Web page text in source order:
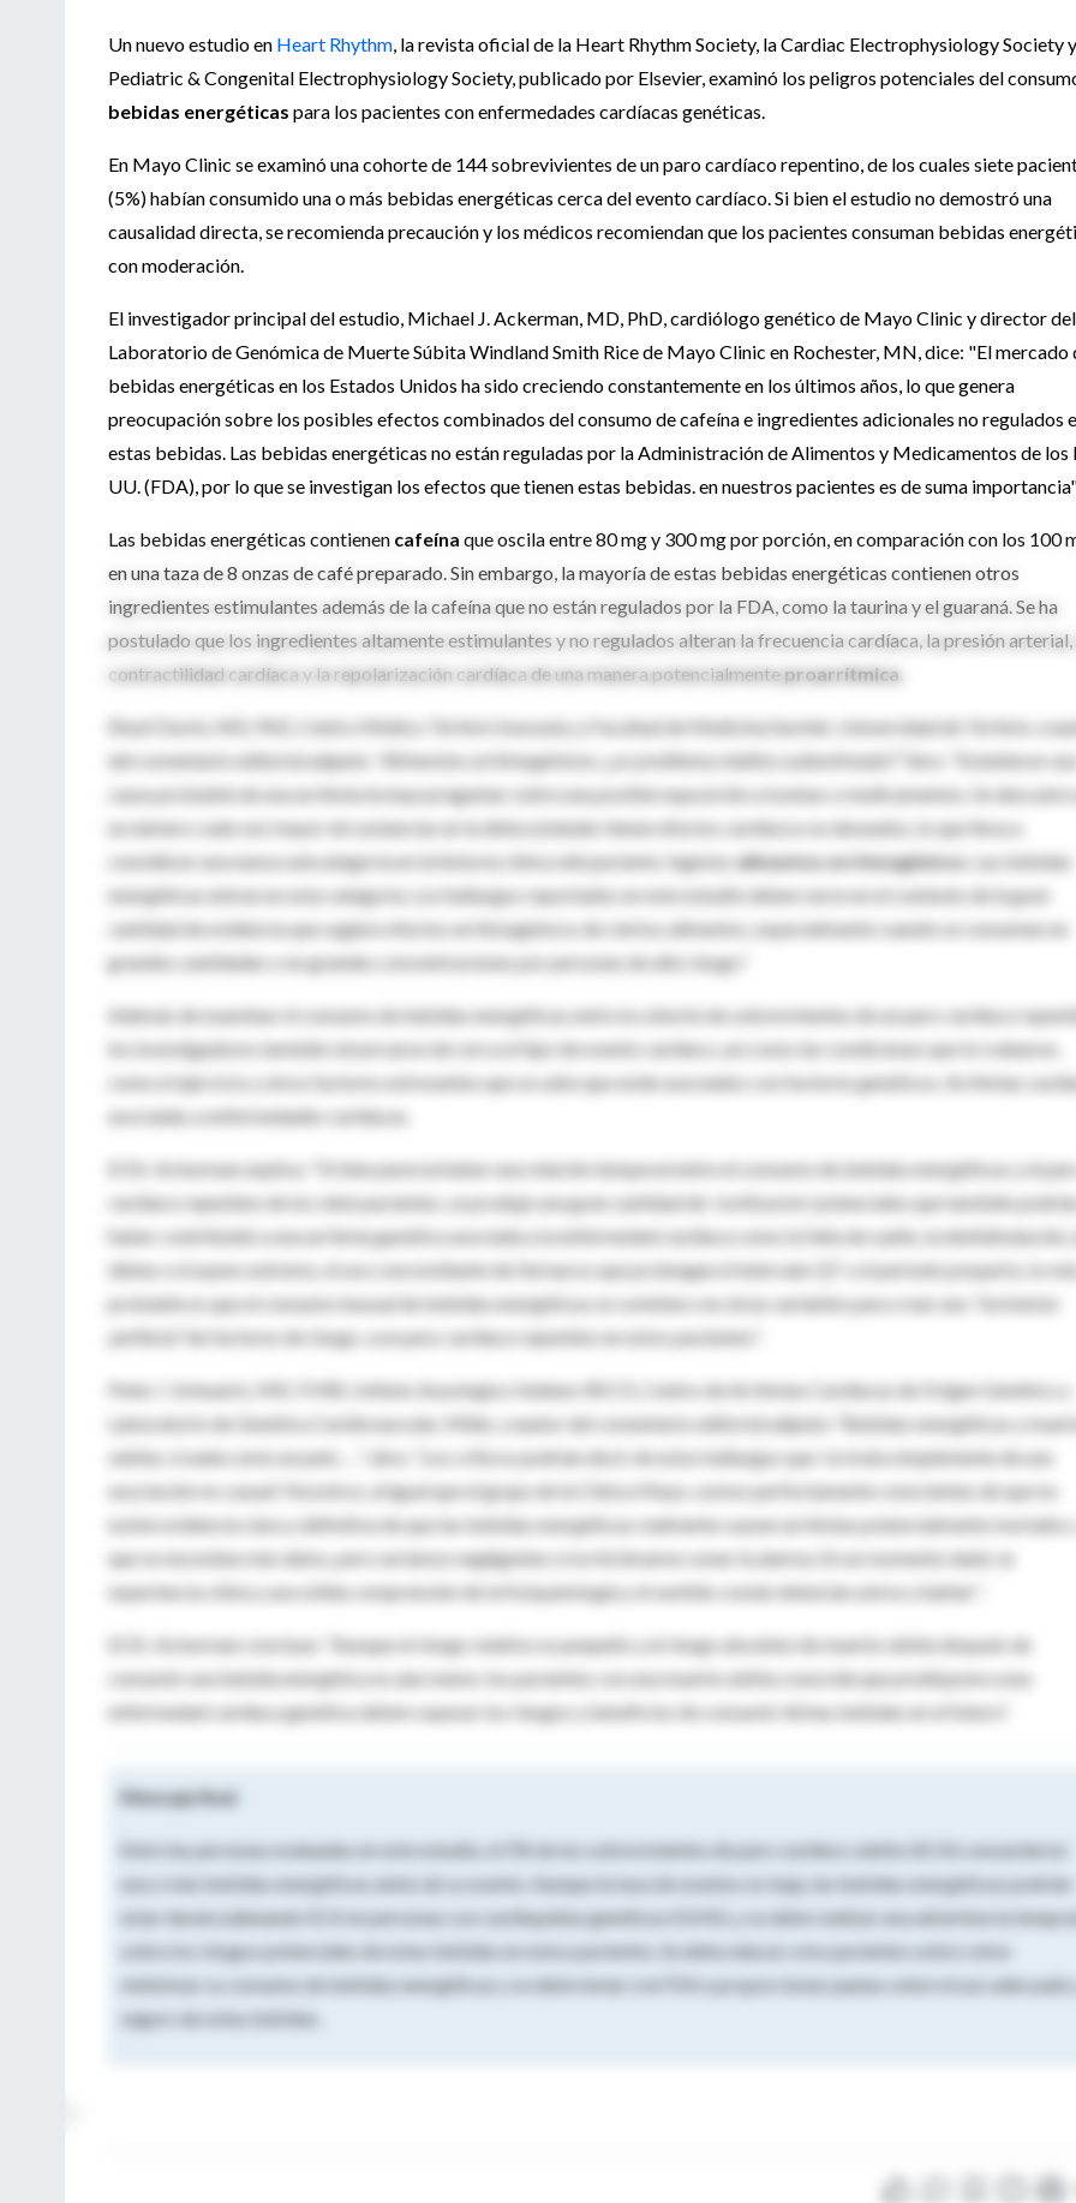
Un nuevo estudio en Heart Rhythm , la revista oficial de la Heart Rhythm Society, la Cardiac Electrophysiology Society
Pediatric & Congenital Electrophysiology Society, publicado por Elsevier, examinó los peligros potenciales del
bebidas energéticas para los pacientes con enfermedades cardíacas genéticas.
En Mayo Clinic se examinó una cohorte de 144 sobrevivientes de un paro cardíaco repentino, de los cuales siete
(5%) habían consumido una o más bebidas energéticas cerca del evento cardíaco. Si bien el estudio no demostró una
causalidad directa, se recomienda precaución y los médicos recomiendan que los pacientes consuman bebidas
con moderación.
El investigador principal del estudio, Michael J. Ackerman, MD, PhD, cardiólogo genético de Mayo Clinic y director del
Laboratorio de Genómica de Muerte Súbita Windland Smith Rice de Mayo Clinic en Rochester, MN, dice: "El mercado
bebidas energéticas en los Estados Unidos ha sido creciendo constantemente en los últimos años, lo que genera
preocupación sobre los posibles efectos combinados del consumo de cafeína e ingredientes adicionales no regulados
estas bebidas. Las bebidas energéticas no están reguladas por la Administración de Alimentos y Medicamentos de los
UU. (FDA), por lo que se investigan los efectos que tienen estas bebidas. en nuestros pacientes es de suma
Las bebidas energéticas contienen cafeína que oscila entre 80 mg y 300 mg por porción, en comparación con los 100
en una taza de 8 onzas de café preparado. Sin embargo, la mayoría de estas bebidas energéticas contienen otros
ingredientes estimulantes además de la cafeína que no están regulados por la FDA, como la taurina y el guaraná. Se ha
postulado que los ingredientes altamente estimulantes y no regulados alteran la frecuencia cardíaca, la presión arterial,
contractilidad cardíaca y la repolarización cardíaca de una manera potencialmenteproarrítmica
Ehud Chorin, MD, PhD, Centro Médico Tel Aviv Sourasky y Facultad de Medicina Sackler, Universidad de Tel Aviv,
del comentario editorial adjunto
"Alimentos arritmogénicos: ¿un problema médico subestimado?"
dice: "Establecer
causa probable de una arritmia incluye preguntar sobre una posible exposición a toxinas o medicamentos. Se descubre
un número cada vez mayor de sustancias en la dieta estándar tienen efectos cardíacos no deseados, lo que lleva a
considerar una nueva subcategoría en la historia clínica del paciente. Ingesta:alimentos arritmogénicos . Las bebidas
energéticas entran en esta categoría. Los hallazgos reportados en este estudio deben verse en el contexto de la gran
cantidad de evidencia que sugiere efectos arritmogénicos de ciertos alimentos, especialmente cuando se consumen en
grandes cantidades o en grandes concentraciones por personas de alto riesgo."
Además de examinar el consumo de bebidas energéticas entre la cohorte de sobrevivientes de un paro cardíaco
los investigadores también observaron de cerca el tipo de evento cardíaco, así como las condiciones que lo rodearon,
como el ejercicio y otros factores estresantes que se sabe que están asociados con factores genéticos. Arritmias
asociadas a enfermedades cardíacas.
El Dr. Ackerman explica: "Si bien parecía haber una relación temporal entre el consumo de bebidas energéticas y el
cardíaco repentino de los siete pacientes, se produjo una gran cantidad de
'confusores'
potenciales que también
haber contribuido a una arritmia genética asociada a la enfermedad cardíaca como la falta de sueño, la deshidratación,
dietas o el ayuno extremo, el uso concomitante de fármacos que prolongan el intervalo QT o el período posparto, lo
probable es que el consumo inusual de bebidas energéticas se combine con otras variables para crear una
"tormenta
perfecta"
de factores de riesgo. a un paro cardíaco repentino en estos pacientes".
Peter J. Schwartz, MD, FHRS, Istituto Auxologico Italiano IRCCS, Centro de Arritmias Cardíacas de Origen Genético y
Laboratorio de Genética Cardiovascular, Milán, coautor del comentario editorial adjunto "Bebidas energéticas y
súbita: si nada como un pato …", dice, "Los críticos podrían decir de estos hallazgos que 'se trata simplemente de una
asociación no casual'. Nosotros, al igual que el grupo de la Clínica Mayo, somos perfectamente conscientes de que no
existe evidencia clara y definitiva de que las bebidas energéticas realmente causen arritmias potencialmente mortales
que se necesitan más datos, pero seríamos negligentes si no hiciéramos sonar la alarma. En un momento dado, la
experiencia clínica, una sólida comprensión de la fisiopatología y el sentido común deberían unirse y hablar".
El Dr. Ackerman concluye: "Aunque el riesgo relativo es pequeño y el riesgo absoluto de muerte súbita después de
consumir una bebida energética es aún menor, los pacientes con una muerte súbita conocida que predispone a una
enfermedad cardíaca genética deben sopesar los riesgos y beneficios de consumir dichas bebidas en el futuro".
Mensaje final
Entre las personas evaluadas en este estudio, el 5% de los sobrevivientes de paro cardíaco súbito (SCA) consumieron
una o más bebidas energéticas antes de su evento. Aunque la tasa de eventos es baja, las bebidas energéticas podrían
estar desencadenando SCA en personas con cardiopatías genéticas (GHD), y se debe realizar una advertencia
sobre los riesgos potenciales de estas bebidas en estos pacientes. Se debe educar a los pacientes sobre cómo
minimizar su consumo de bebidas energéticas y se debe instar a la FDA a proporcionar pautas sobre el uso adecuado
seguro de estas bebidas.